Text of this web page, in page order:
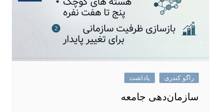
راگو کندری یاداشت
سازمان‌دهی جامعه